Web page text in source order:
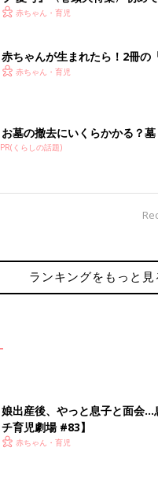
く！ おっぱい・ミルクの基本
赤ちゃん・育児
赤ちゃんが生まれたら！2冊の
赤ちゃん・育児
お墓の撤去にいくらかかる？
PR(くらしの話題)
ランキングをもっと見
娘出産後、やっと息子と面会…
チ育児劇場 #83】
赤ちゃん・育児